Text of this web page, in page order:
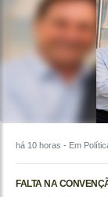
há 10 horas - Em
FALTA NA